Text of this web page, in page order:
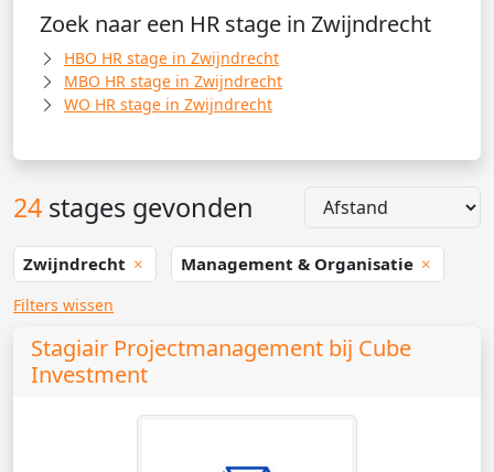
Zoek naar een HR stage in Zwijndrecht
HBO HR stage in Zwijndrecht
MBO HR stage in Zwijndrecht
WO HR stage in Zwijndrecht
24 stages gevonden
Zwijndrecht Management & Organisatie
Filters wissen
Stagiair Projectmanagement bij Cube
Investment